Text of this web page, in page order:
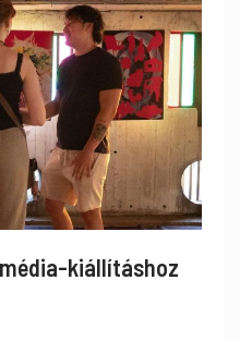
kiállításhoz